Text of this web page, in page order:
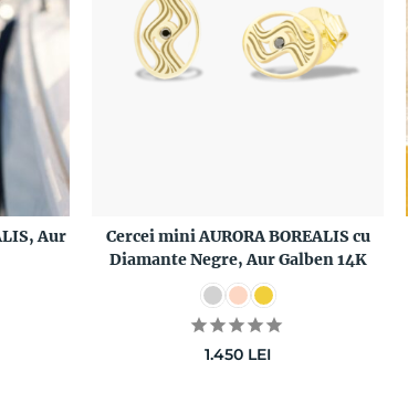
Aur
Cercei mini AURORA BOREALIS cu
Diamante Negre, Aur Galben 14K
1.450 LEI